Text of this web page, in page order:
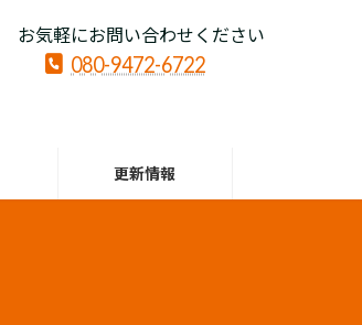
お気軽にお問い合わせください
080-9472-6722
更新情報